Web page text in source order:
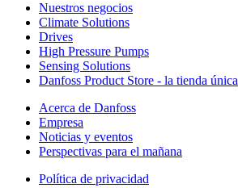
Nuestros negocios
Climate Solutions
Drives
High Pressure Pumps
Sensing Solutions
Danfoss Product Store - la tienda única
Acerca de Danfoss
Empresa
Noticias y eventos
Perspectivas para el mañana
Política de privacidad